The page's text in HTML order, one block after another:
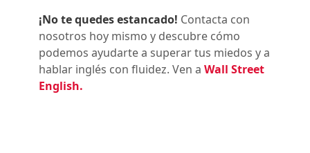
¡No te quedes estancado! Contacta con
nosotros hoy mismo y descubre cómo
podemos ayudarte a superar tus miedos y a
hablar inglés con fluidez. Ven a Wall Street
English.